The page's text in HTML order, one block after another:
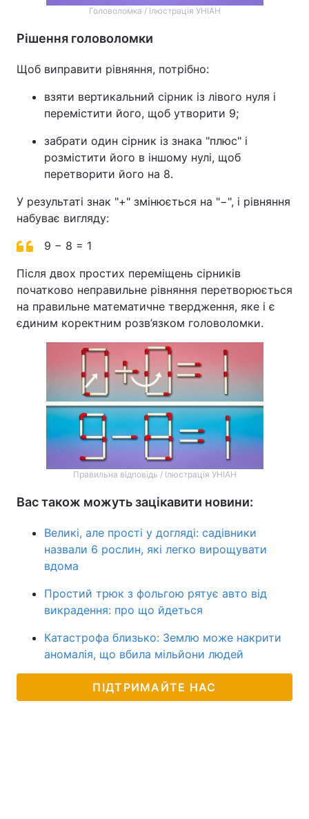
Головоломка / Ілюстрація УНІАН
Рішення головоломки
Щоб виправити рівняння, потрібно:
взяти вертикальний сірник із лівого нуля і
перемістити його, щоб утворити 9;
забрати один сірник із знака "плюс" і
розмістити його в іншому нулі, щоб
перетворити його на 8.
У результаті знак "+" змінюється на "−", і рівняння
набуває вигляду:
9 − 8 = 1
Після двох простих переміщень сірників
початково неправильне рівняння перетворюється
на правильне математичне твердження, яке і є
єдиним коректним розв’язком головоломки.
Правильна відповідь / Ілюстрація УНІАН
Вас також можуть зацікавити новини:
Великі, але прості у догляді: садівники
назвали 6 рослин, які легко вирощувати
вдома
Простий трюк з фольгою рятує авто від
викрадення: про що йдеться
Катастрофа близько: Землю може накрити
аномалія, що вбила мільйони людей
ПІДТРИМАЙТЕ НАС